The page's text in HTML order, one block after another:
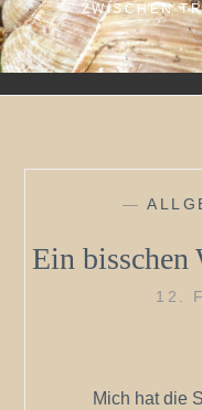
ZWISCHEN
—
Ein bisschen
12.
Mich hat die